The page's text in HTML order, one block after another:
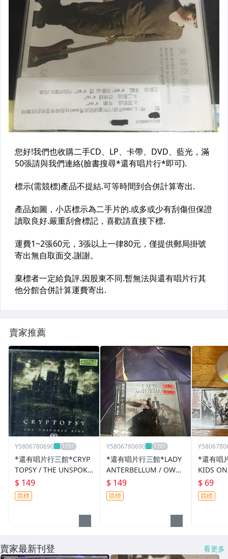
賣家推薦
Y5806780690
*還有唱片行三館*CRYP
TOPSY / THE UNSPOKE
N KING 二手 ZZ6671需
競標)
$ 149
競標
Y5806780690
*還有唱片行三館*LADY
ANTERBELLUM / OWN
THE NIGHT 二手 ZZ206
14
$ 149
競標
*還有唱
KIDS
HANGIN 二手
(刮)
$ 69
競標
賣家最新刊登 看更多